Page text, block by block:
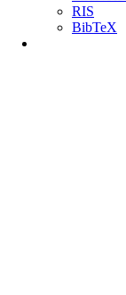
RIS
BibTeX